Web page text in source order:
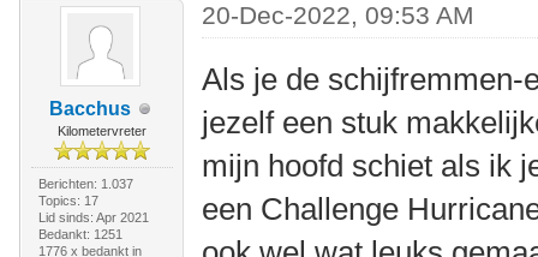
Bacchus
Kilometervreter
Berichten: 1.037
Topics: 17
Lid sinds: Apr 2021
Bedankt: 1251
1776 x bedankt in
20-Dec-2022, 09:53 AM
Als je de schijfremmen-
jezelf een stuk
mijn hoofd schiet als ik
een Challenge